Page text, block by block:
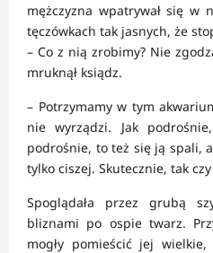
mężczyzna wpatrywał się w
tęczówkach tak jasnych, że
– Co z nią zrobimy? Nie
mruknął ksiądz.
– Potrzymamy w tym
nie wyrządzi. Jak
podrośnie, to też się ją spali,
tylko ciszej. Skutecznie, tak
Spoglądała przez grubą
bliznami po ospie twarz.
mogły pomieścić jej wielkie,